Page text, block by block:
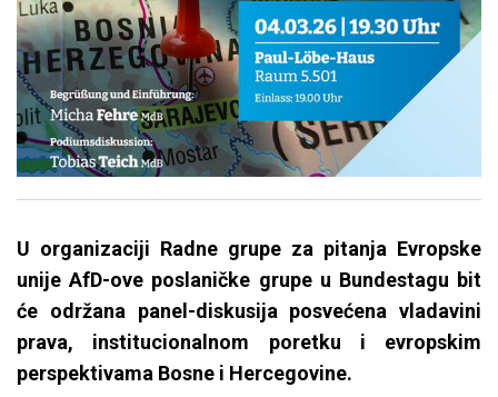
U organizaciji Radne grupe za pitanja Evropske
unije AfD-ove poslaničke grupe u Bundestagu bit
će održana panel-diskusija posvećena vladavini
prava, institucionalnom poretku i evropskim
perspektivama Bosne i Hercegovine.